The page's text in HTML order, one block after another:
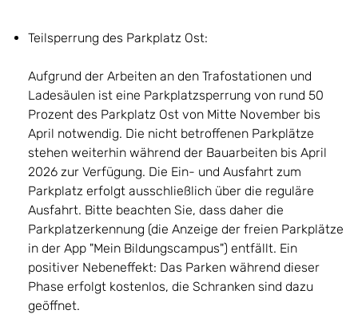
Teilsperrung des Parkplatz Ost:
Aufgrund der Arbeiten an den Trafostationen und
Ladesäulen ist eine Parkplatzsperrung von rund 50
Prozent des Parkplatz Ost von Mitte November bis
April notwendig. Die nicht betroffenen Parkplätze
stehen weiterhin während der Bauarbeiten bis April
2026 zur Verfügung. Die Ein- und Ausfahrt zum
Parkplatz erfolgt ausschließlich über die reguläre
Ausfahrt. Bitte beachten Sie, dass daher die
Parkplatzerkennung (die Anzeige der freien Parkplätze
in der App "Mein Bildungscampus") entfällt. Ein
positiver Nebeneffekt: Das Parken während dieser
Phase erfolgt kostenlos, die Schranken sind dazu
geöffnet.